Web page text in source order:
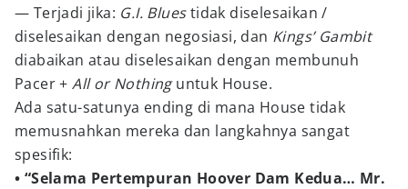
— Terjadi jika: G.I. Bluestidak diselesaikan /
diselesaikan dengan negosiasi, dan Kings’ Gambit
diabaikan atau diselesaikan dengan membunuh
Pacer +All or Nothinguntuk House.
Ada satu-satunya ending di mana House tidak
memusnahkan mereka dan langkahnya sangat
spesifik:
• “Selama Pertempuran Hoover Dam Kedua… Mr.